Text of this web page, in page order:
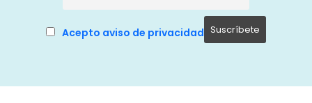
Acepto aviso de privacidad